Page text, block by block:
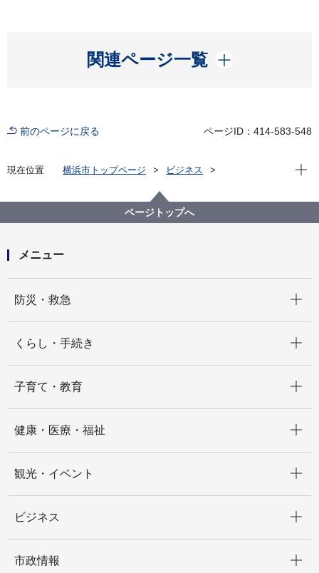
関連ページ一覧
開く
前のページに戻る ページID：414-583-548
現在位置 横浜市トップページ
ビジネス
大気・悪臭
横浜市生活環境の保全等に関する条例（大気関係）
現在
ページトップへ
メニュー
防災・救急
くらし・手続き
子育て・教育
健康・医療・福祉
観光・イベント
ビジネス
市政情報